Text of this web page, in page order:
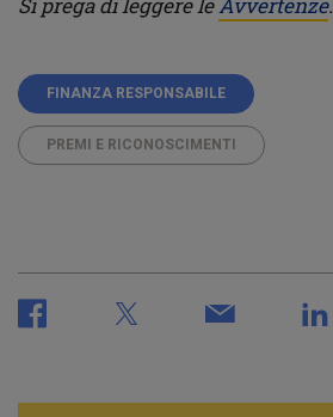
FINANZA RESPONSABILE
PREMI E RICONOSCIMENTI